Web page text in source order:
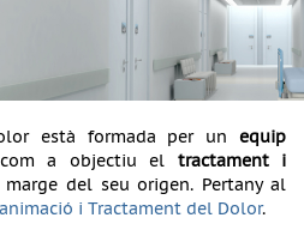
està formada per un equip
a objectiu el tractament i
del seu origen. Pertany al
i Tractament del Dolor.